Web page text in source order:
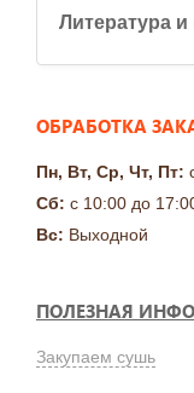
Литература и
ОБРАБОТКА
Пн, Вт, Ср, Чт, Пт:
Сб: с 10:00 до
Вс: Выходной
ПОЛЕЗНАЯ
Закупаем сушь